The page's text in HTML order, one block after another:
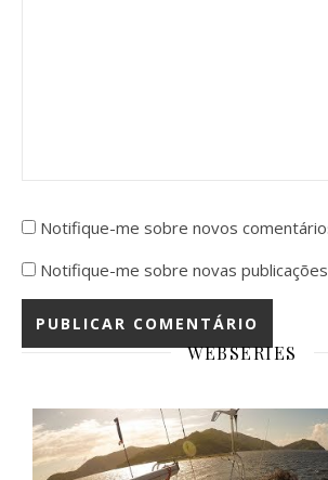
Notifique-me sobre novos
Notifique-me sobre novas
WEBSERIES